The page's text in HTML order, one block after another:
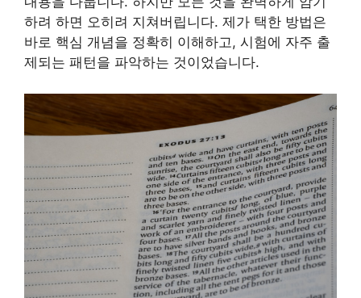
하려 하면 오히려 지쳐버립니다. 제가 택한 방법은
바로 핵심 개념을 정확히 이해하고, 시험에 자주 출
제되는 패턴을 파악하는 것이었습니다.